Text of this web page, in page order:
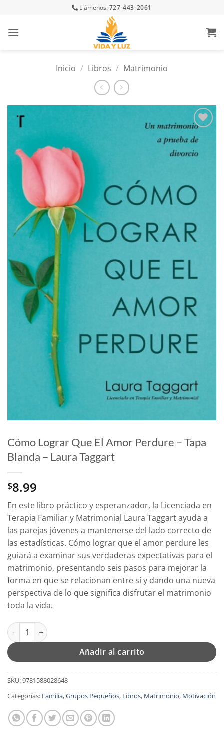
content
Llámenos:727-443-2061
Inicio / Libros / Matrimonio
Añadir
a la
lista
Cómo Lograr Que El Amor Perdure – Tapa
Blanda – Laura Taggart
$8.99
En este libro práctico y esperanzador, la Licenciada en
Terapia Familiar y Matrimonial Laura Taggart ayuda a
las parejas jóvenes a mantenerse del lado correcto de
las estadísticas. Cómo lograr que el amor perdure les
guiará a examinar sus verdaderas expectativas para el
matrimonio, presentando seis pasos para mejorar la
forma en que se relacionan entre sí y dando una nueva
perspectiva de lo que significa disfrutar el matrimonio
toda la vida.
Cómo Lograr Que El Amor Perdure - Tapa Blanda - Laura
Añadir al carrito
SKU:9781588028648
Categorías: Familia,Grupos Pequeños, Libros, Matrimonio, Motivación